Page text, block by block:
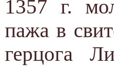
1357 г.
пажа в
герцога